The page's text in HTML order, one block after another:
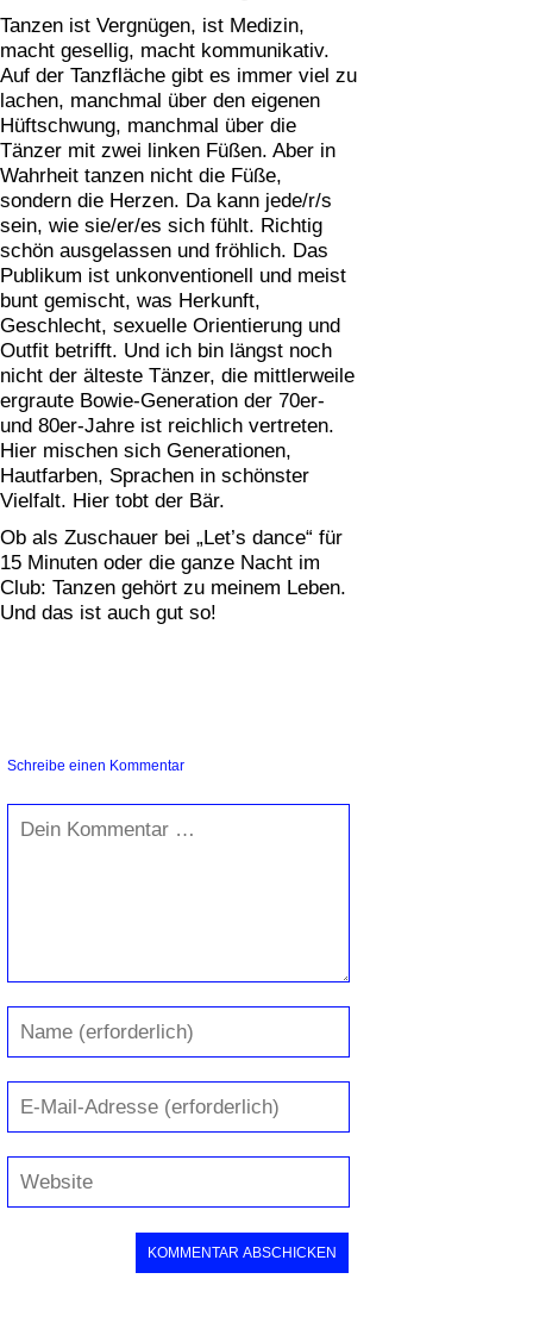
Tanzen ist Vergnügen, ist Medizin,
macht gesellig, macht kommunikativ.
Auf der Tanzfläche gibt es immer viel zu
lachen, manchmal über den eigenen
Hüftschwung, manchmal über die
Tänzer mit zwei linken Füßen. Aber in
Wahrheit tanzen nicht die Füße,
sondern die Herzen. Da kann jede/r/s
sein, wie sie/er/es sich fühlt. Richtig
schön ausgelassen und fröhlich. Das
Publikum ist unkonventionell und meist
bunt gemischt, was Herkunft,
Geschlecht, sexuelle Orientierung und
Outfit betrifft. Und ich bin längst noch
nicht der älteste Tänzer, die mittlerweile
ergraute Bowie-Generation der 70er-
und 80er-Jahre ist reichlich vertreten.
Hier mischen sich Generationen,
Hautfarben, Sprachen in schönster
Vielfalt. Hier tobt der Bär.
Ob als Zuschauer bei „Let’s dance“ für
15 Minuten oder die ganze Nacht im
Club: Tanzen gehört zu meinem Leben.
Und das ist auch gut so!
Schreibe einen Kommentar